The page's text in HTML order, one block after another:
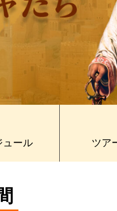
ュール ツア